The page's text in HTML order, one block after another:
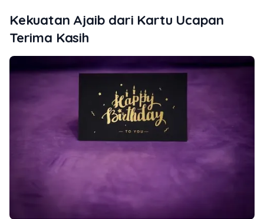
Kekuatan Ajaib dari Kartu Ucapan
Terima Kasih